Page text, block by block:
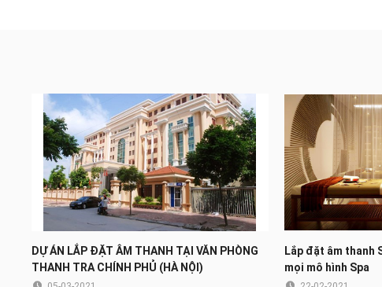
DỰ ÁN LẮP ĐẶT ÂM THANH TẠI VĂN PHÒNG
THANH TRA CHÍNH PHỦ (HÀ NỘI)
Lắp đặt âm thanh
mọi mô hình Spa